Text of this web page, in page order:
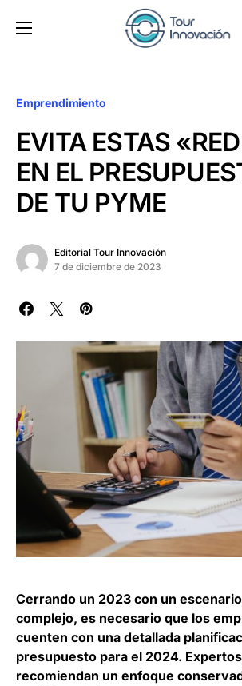
Emprendimiento
EVITA ESTAS
EN EL
DE TU PYME
Editorial Tour Innovación
7 de diciembre de 2023
Cerrando un 2023 con un
complejo, es necesario que los
cuenten con una detallada
presupuesto para el 2024.
recomiendan un enfoque